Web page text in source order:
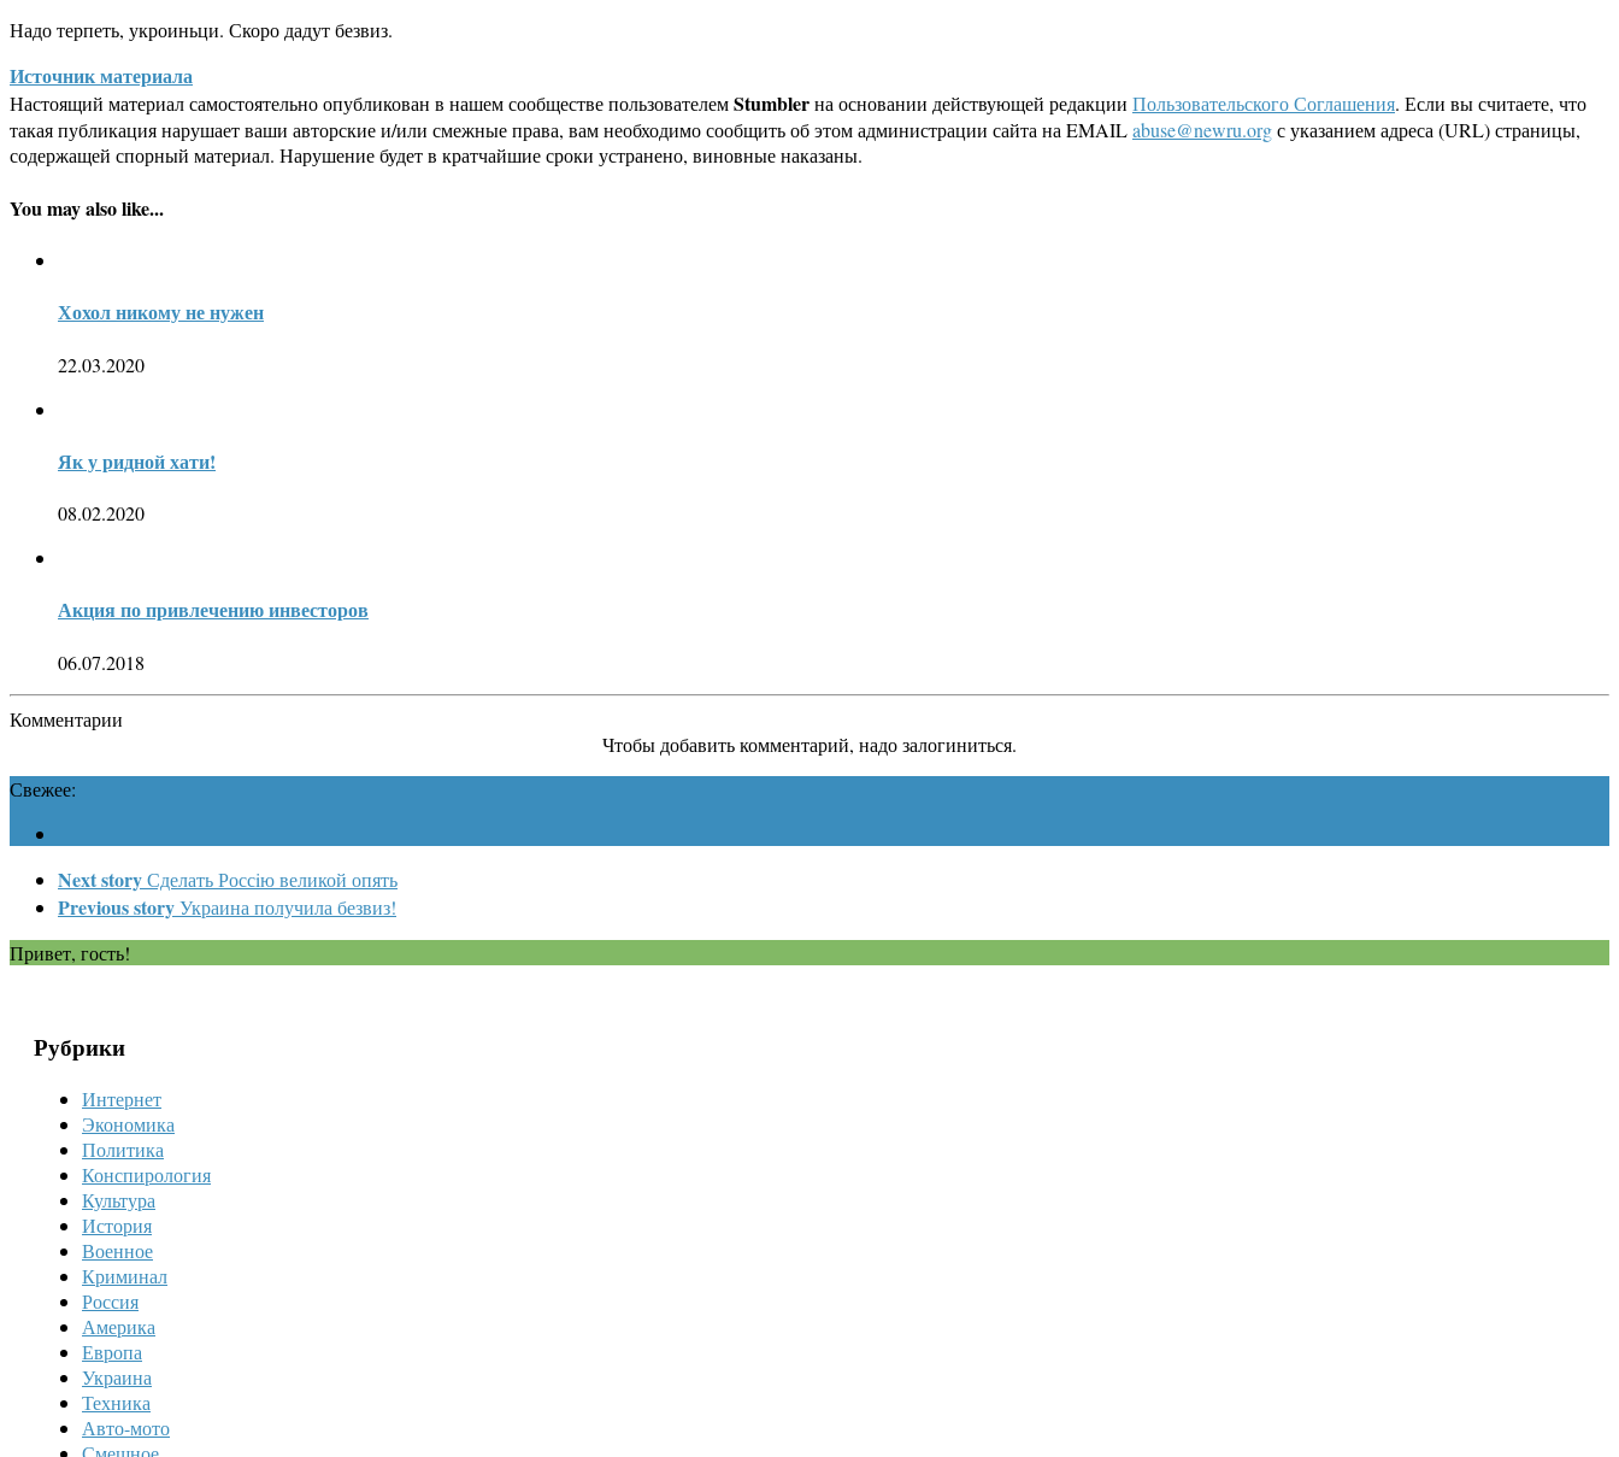
Надо терпеть, укроиньци. Скоро дадут безвиз.
Источник материала
Настоящий материал самостоятельно опубликован в нашем сообществе пользователемStumblerна основании действующей редакции Пользовательского Соглашения. Если вы считаете, что
такая публикация нарушает ваши авторские и/или смежные права, вам необходимо сообщить об этом администрации сайта на EMAILabuse@newru.orgс указанием адреса (URL) страницы,
содержащей спорный материал. Нарушение будет в кратчайшие сроки устранено, виновные наказаны.
You may also like...
Хохол никому не нужен
22.03.2020
Як у ридной хати!
08.02.2020
Акция по привлечению инвесторов
06.07.2018
Комментарии
Чтобы добавить комментарий, надо залогиниться.
Свежее:
Next storyСделать Россiю великой опять
Previous storyУкраина получила безвиз!
Привет, гость!
Рубрики
Интернет
Экономика
Политика
Конспирология
Культура
История
Военное
Криминал
Россия
Америка
Европа
Украина
Техника
Авто-мото